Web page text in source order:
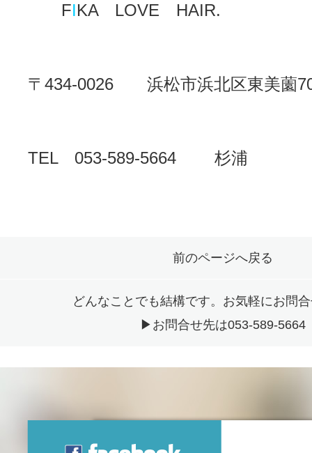
FIKA LOVE HAIR.
〒434-0026 浜松市浜北区東美
TEL 053-589-5664 杉浦
前のページへ戻る
どんなことでも結構です。お気軽にお問
▶お問合せ先は053-589-5664